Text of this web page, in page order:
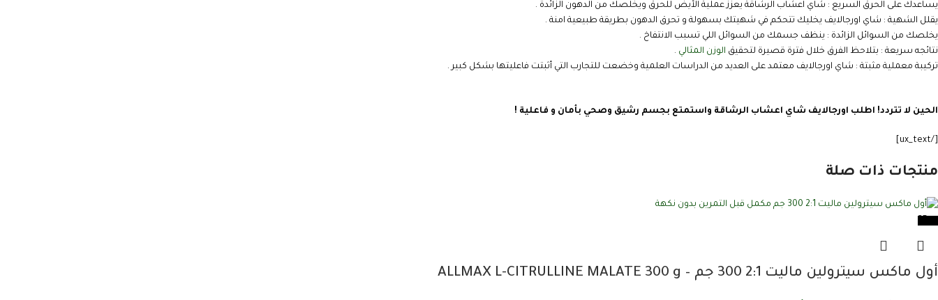
يساعدك على الحرق السريع : شاي اعشاب الرشاقة يعزز عملية الأيض للحرق ويخلصك من الدهون الزائدة .
يقلل الشهية : شاي اورجالايف يخليك تتحكم في شهيتك بسهولة و تحرق الدهون بطريقة طبيعية امنة .
يخلصك من السوائل الزائدة : ينظف جسمك من السوائل اللي تسبب الانتفاخ .
نتائجه سريعة : بتلاحظ الفرق خلال فترة قصيرة لتحقيق الوزن المثالي .
تركيبة معملية مثبتة : شاي اورجالايف معتمد على العديد من الدراسات العلمية وخضعت للتجارب التي أثبتت فاعليتها بشكل كبير .
الحين لا تتردد! اطلب اورجالايف شاي اعشاب الرشاقة واستمتع بجسم رشيق وصحي بأمان و فاعلية !
[/ux_text]
منتجات ذات صلة
أول ماكس سيترولين ماليت 2:1 300 جم – ALLMAX L-CITRULLINE MALATE 300 g